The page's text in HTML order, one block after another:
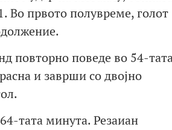
Во првото полувреме, голот
повторно поведе во 54-
и заврши со двојно
тата минута. Резаиан